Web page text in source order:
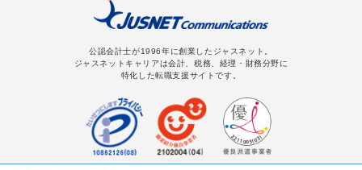
公認会計士が1996年に創業したジャスネット。
ジャスネットキャリアは会計、税務、経理・財務分野に
特化した転職支援サイトです。